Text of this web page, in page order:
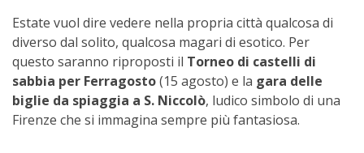
Estate vuol dire vedere nella propria città qualcosa di
diverso dal solito, qualcosa magari di esotico. Per
questo saranno riproposti il Torneo di castelli di
sabbia per Ferragosto(15 agosto) e la gara delle
biglie da spiaggia a S. Niccolò, ludico simbolo di una
Firenze che si immagina sempre più fantasiosa.